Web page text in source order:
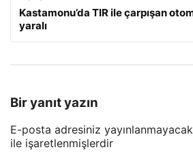
Kastamonu’da TIR ile çarpışan
yaralı
Bir yanıt yazın
E-posta adresiniz
ile işaretlenmişlerdir